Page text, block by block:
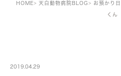
HOME 天白動物病院BLOG お預かり
くん
2019.04.29